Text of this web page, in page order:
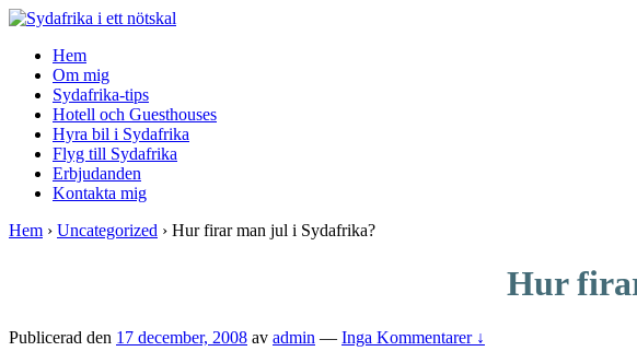
↓
Main
Content
Hem
Om mig
Sydafrika-tips
Hotell och Guesthouses
Hyra bil i Sydafrika
Flyg till Sydafrika
Erbjudanden
Kontakta mig
Hem › Uncategorized › Hur firar man jul i Sydafrika?
Hur
Publicerad den 17 december, 2008 av admin — Inga Kommentarer ↓